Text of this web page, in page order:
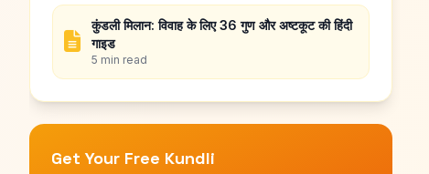
कुंडली मिलान: विवाह के लिए 36 गुण और अष्टकूट की हिंदी
गाइड
5 min read
Get Your Free Kundli